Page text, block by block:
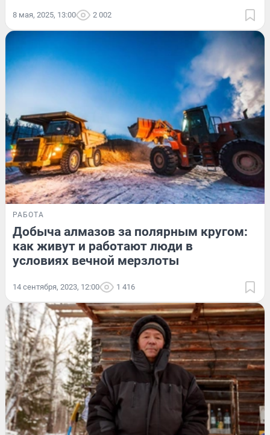
8 мая, 2025, 13:00 2 002
РАБОТА
Добыча алмазов за полярным кругом:
как живут и работают люди в
условиях вечной мерзлоты
14 сентября, 2023, 12:00 1 416